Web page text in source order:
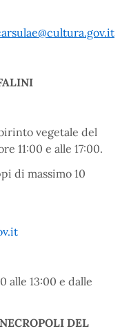
vegetale del
11:00 e alle 17:00.
di massimo 10
alle 13:00 e dalle
DEL